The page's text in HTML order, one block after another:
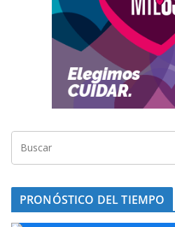
PRONÓSTICO DEL TIEMPO